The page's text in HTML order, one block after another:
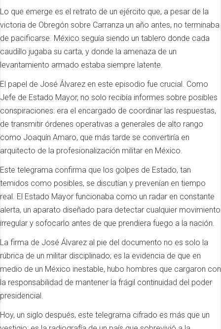
Lo que emerge es el retrato de un ejército que, a pesar de la
victoria de Obregón sobre Carranza un año antes, no terminaba
de pacificarse. México seguía siendo un tablero donde cada
caudillo jugaba su carta, y donde la amenaza de un
levantamiento armado estaba siempre latente.
El papel de José Álvarez en este episodio fue crucial. Como
Jefe de Estado Mayor, no solo recibía informes sobre posibles
conspiraciones: era el encargado de coordinar las respuestas,
de transmitir órdenes operativas a generales de alto rango
como Joaquín Amaro, que más tarde se convertiría en
arquitecto de la profesionalización militar en México.
Este telegrama confirma que los golpes de Estado, tan
temidos como posibles, se discutían y prevenían en tiempo
real. El Estado Mayor funcionaba como un radar en constante
alerta, un aparato diseñado para detectar cualquier movimiento
irregular y sofocarlo antes de que prendiera fuego a la nación.
La firma de José Álvarez al pie del documento no es solo la
rúbrica de un militar disciplinado; es la evidencia de que en
medio de un México inestable, hubo hombres que cargaron con
la responsabilidad de mantener la frágil continuidad del poder
presidencial.
Hoy, un siglo después, este telegrama cifrado es más que un